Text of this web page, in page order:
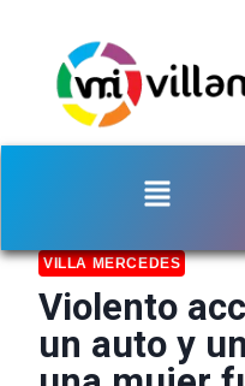
VILLA MERCEDES
Violento
un auto y